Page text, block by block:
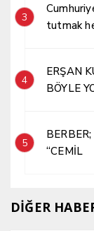
3
tutmak
4
ERŞAN
BÖYLE
5
BERBER; “GÖZÜN AYDIN ESTETİKÇİ
“CEMİL
DİĞER